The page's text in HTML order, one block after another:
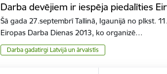
Darba devējiem ir iespēja piedalīties
Šā gada 27.septembrī Tallinā, Igaunijā no plkst.
Eiropas Darba Dienas 2013, ko organizē…
Darba gadatirgi Latvijā un ārvalstīs